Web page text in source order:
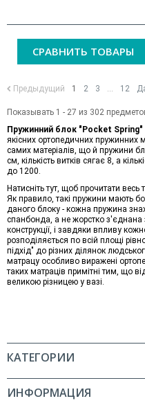
СРАВНИТЬ ТОВАРЫ
Предыдущий 1 2 3 ... 12
Показывать 1 - 27 из 302
Пружинний блок "Pocket Spring"
якісних ортопедичних пружинних
самих матеріалів, що й пружини
см, кількість витків сягає 8, а
до 1200.
Натисніть тут, щоб прочитати весь
Як правило, такі пружини мають
даного блоку - кожна пружина
спанбонда, а не жорстко
конструкції, і завдяки впливу
розподіляється по всій площі
підхід" до різних ділянок
матрацу особливо виражені
таких матраців примітні тим, що
великою різницею у вазі.
КАТЕГОРИИ
ИНФОРМАЦИЯ